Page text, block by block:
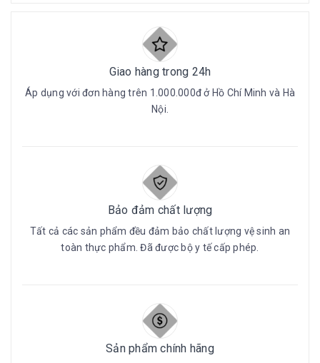
Giao hàng trong 24h
Áp dụng với đơn hàng trên 1.000.000đ ở Hồ Chí Minh và Hà
Nội.
Bảo đảm chất lượng
Tất cả các sản phẩm đều đảm bảo chất lượng vệ sinh an
toàn thực phẩm. Đã được bộ y tế cấp phép.
Sản phẩm chính hãng